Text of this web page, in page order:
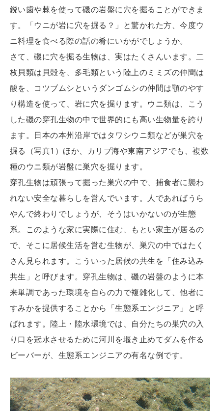
鋭い歯や棘を使って磯の岩盤に穴を掘ることができま
す。「ウニが岩に穴を掘る？」と驚かれた方、今度ウ
ニ料理を食べる際の話の肴にいかがでしょうか。
さて、磯に穴を掘る生物は、実はたくさんいます。二
枚貝類は貝殻を、多毛類という陸上のミミズの仲間は
酸を、コツブムシというダンゴムシの仲間は顎のやす
り構造を使って、岩に穴を掘ります。ウニ類は、こう
した磯の穿孔生物の中で世界的にも高い生物量を誇り
ます。日本の本州沿岸ではタワシウニ類などが巣穴を
掘る（写真1）ほか、カリブ海や東南アジアでも、複数
種のウニ類が岩盤に巣穴を掘ります。
穿孔生物は頑張って掘った巣穴の中で、捕食者に襲わ
れない安全な暮らしを営んでいます。人であればうら
やんで終わりでしょうが、そうはいかないのが生態
系。このような家に実際に住む、もとい家主が居るの
で、そこに居候生活を営む生物が、巣穴の中ではたく
さん見られます。こういった居候の共生を「住み込み
共生」と呼びます。穿孔生物は、磯の岩盤のように本
来単調であった環境を自らの力で複雑化して、他者に
すみかを提供することから「生態系エンジニア」と呼
ばれます。陸上・陸水環境では、自分たちの巣穴の入
り口を冠水させるために河川を堰き止めてダムを作る
ビーバーが、生態系エンジニアの有名な例です。